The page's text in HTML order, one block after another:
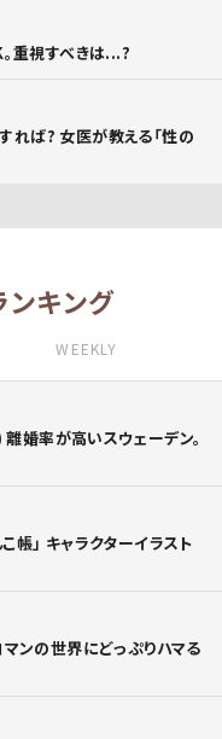
重視すべきは...?
れば? 女医が教える「性の
ンキング
WEEKLY
婚率が高いスウェーデン。
帳」 キャラクターイラスト
ンの世界にどっぷりハマる